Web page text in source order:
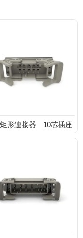
形連接器—10芯插座